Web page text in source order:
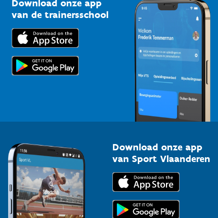
Bedrijven
Trainers en begeleiders
Topsporters
Downloads
Voor de pers
Download onze app
van de trainersschool
Download onze app
van Sport Vlaanderen